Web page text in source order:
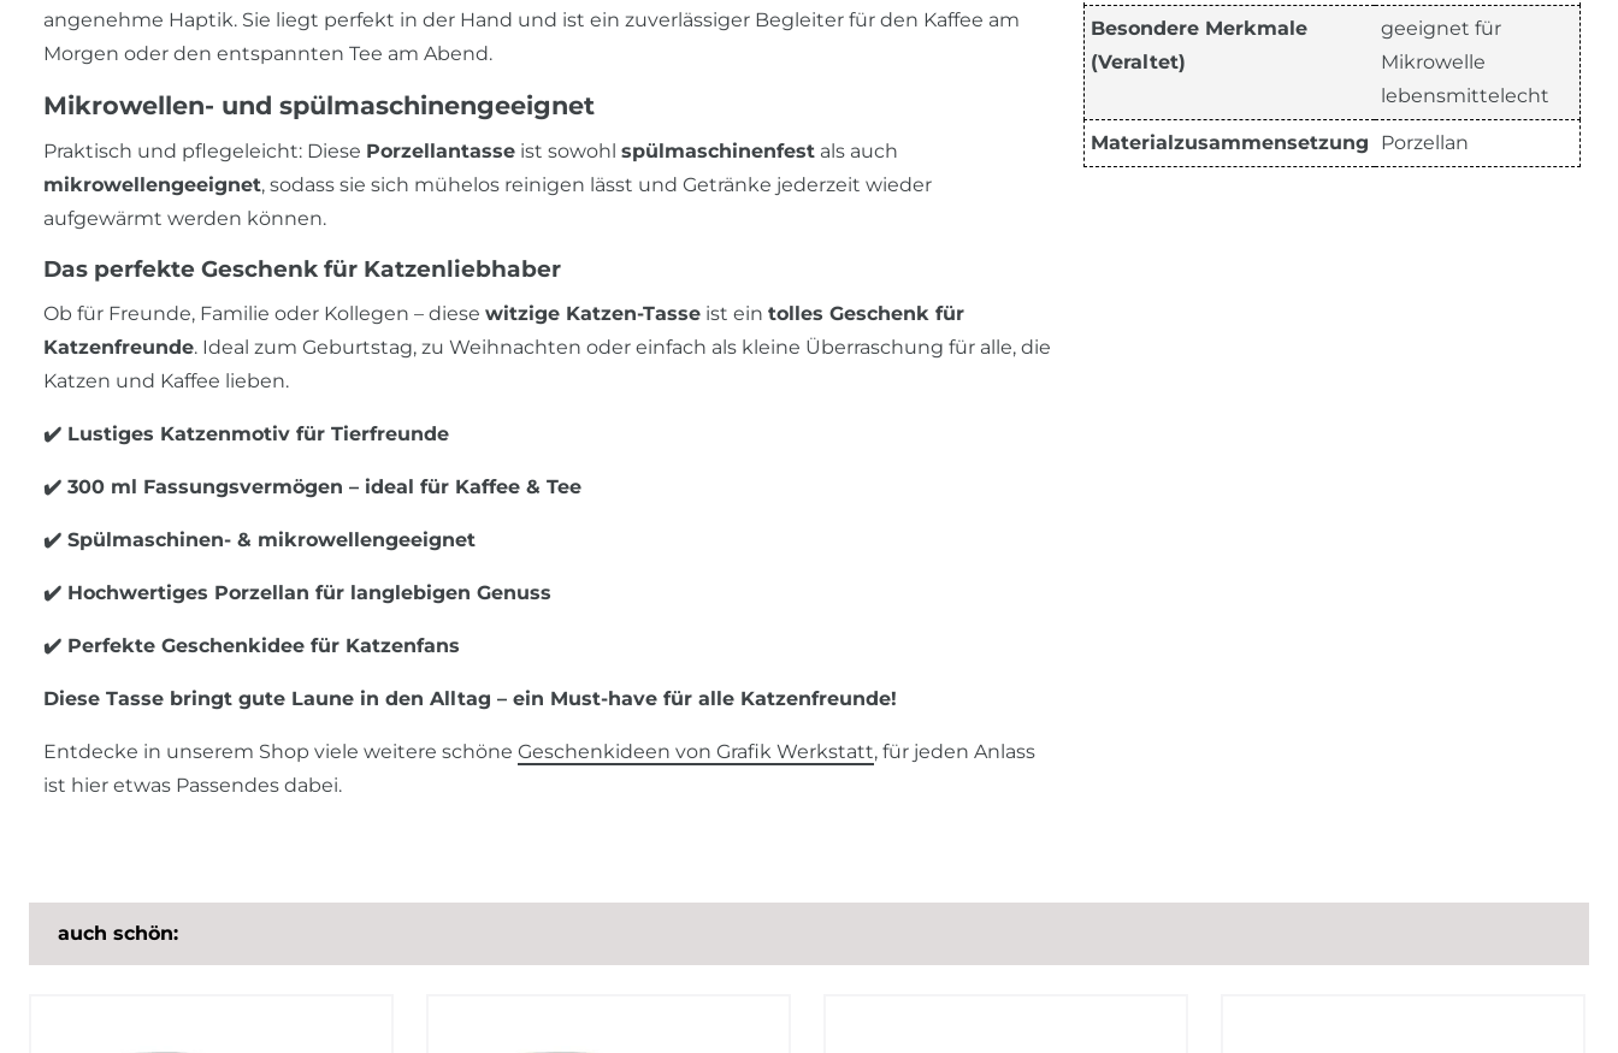
angenehme Haptik. Sie liegt perfekt in der Hand und ist ein zuverlässiger Begleiter für den Kaffee am
Morgen oder den entspannten Tee am Abend.
Mikrowellen- und spülmaschinengeeignet
Praktisch und pflegeleicht: Diese Porzellantasse ist sowohl spülmaschinenfest als auch
mikrowellengeeignet, sodass sie sich mühelos reinigen lässt und Getränke jederzeit wieder
aufgewärmt werden können.
Das perfekte Geschenk für Katzenliebhaber
Ob für Freunde, Familie oder Kollegen – diese witzige Katzen-Tasse ist ein tolles Geschenk für
Katzenfreunde. Ideal zum Geburtstag, zu Weihnachten oder einfach als kleine Überraschung für alle, die
Katzen und Kaffee lieben.
✔️ Lustiges Katzenmotiv für Tierfreunde
✔️ 300 ml Fassungsvermögen – ideal für Kaffee & Tee
✔️ Spülmaschinen- & mikrowellengeeignet
✔️ Hochwertiges Porzellan für langlebigen Genuss
✔️ Perfekte Geschenkidee für Katzenfans
Diese Tasse bringt gute Laune in den Alltag – ein Must-have für alle Katzenfreunde!
Entdecke in unserem Shop viele weitere schöne Geschenkideen von Grafik Werkstatt, für jeden Anlass
ist hier etwas Passendes dabei.
Besondere Merkmale
(Veraltet)
geeignet für
Mikrowelle
lebensmittelecht
Materialzusammensetzung Porzellan
auch schön: